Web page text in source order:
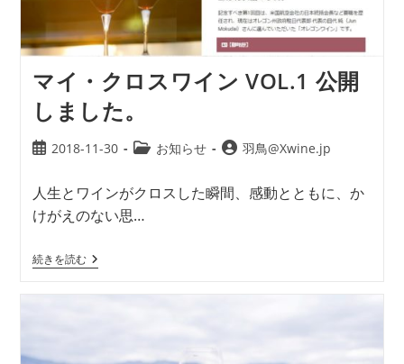
マイ・クロスワイン VOL.1 公開
しました。
2018-11-30 お知らせ 羽鳥@Xwine.jp
人生とワインがクロスした瞬間、感動とともに、か
けがえのない思…
続きを読む